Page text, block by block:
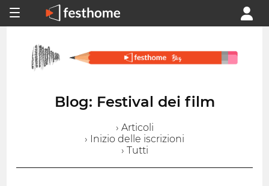
Blog: Festival dei film
› Articoli
› Inizio delle iscrizioni
› Tutti